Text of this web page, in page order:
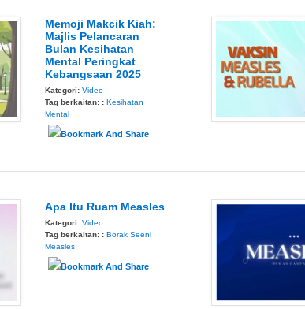
Memoji Makcik Kiah:
Majlis Pelancaran
Bulan Kesihatan
Mental Peringkat
Kebangsaan 2025
Kategori: Video
Tag berkaitan: : Kesihatan
Mental
Apa Itu Ruam Measles
Kategori: Video
Tag berkaitan: : Borak Seeni
Measles